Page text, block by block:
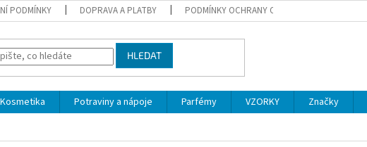
PODMÍNKY DOPRAVA A PLATBY PODMÍNKY OCHRANY OSOBNÍCH ÚDAJŮ
HLEDAT
Kosmetika Potraviny a nápoje Parfémy VZORKY Značky